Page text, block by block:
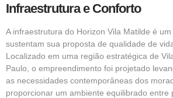
Infraestrutura e Conforto
A infraestrutura do Horizon Vila Matilde é
sustentam sua proposta de qualidade de
Localizado em uma região estratégica de
Paulo, o empreendimento foi projetado
as necessidades contemporâneas dos
proporcionar um ambiente equilibrado entre